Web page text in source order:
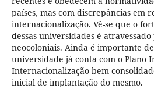
países, mas com discrepâncias em
internacionalização. Vê-se que o
dessas universidades é
neocoloniais. Ainda é importante
universidade já conta com o Plano
Internacionalização bem
inicial de implantação do mesmo.